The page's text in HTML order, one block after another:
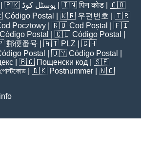
| 🇵🇰 پوسٹل کوڈ | 🇮🇳पिन कोड | 🇨🇴
Código Postal | 🇰🇷 우편번호
| 🇹🇷
Pocztowy | 🇷🇴 Cod Poștal
| 🇫🇮
Código Postal | 🇨🇱 Código Postal
郵便番号 | 🇦🇹 PLZ | 🇨🇭
Postal | 🇺🇾 Código Postal
| 🇧🇬 Пощенски код | 🇸🇪
পোস্টকোড | 🇩🇰 Postnummer | 🇳🇴